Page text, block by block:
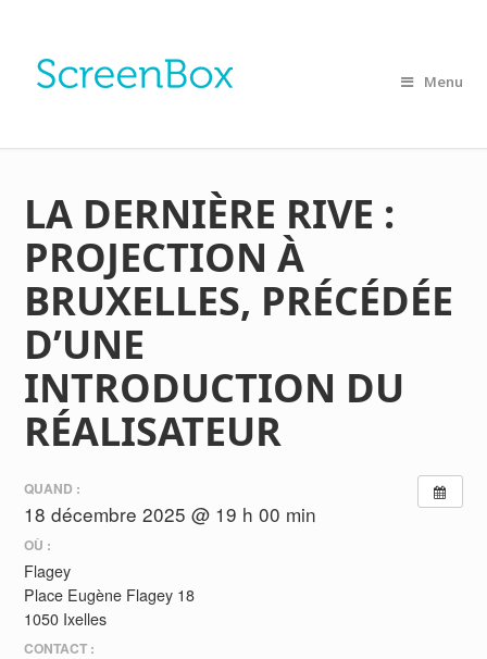
Menu
LA DERNIÈRE RIVE :
PROJECTION À
BRUXELLES, PRÉCÉDÉE
D’UNE
INTRODUCTION DU
RÉALISATEUR
QUAND :
18 décembre 2025 @ 19 h 00 min
OÙ :
Flagey
Place Eugène Flagey 18
1050 Ixelles
CONTACT :